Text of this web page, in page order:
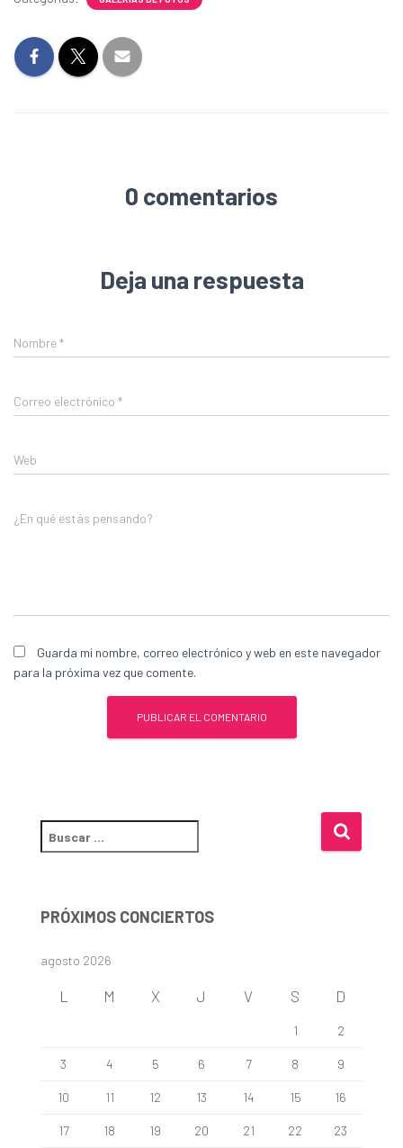
0 comentarios
Deja una respuesta
Nombre*
Correo electrónico *
Web
¿En qué estás pensando?
Guarda mi nombre, correo electrónico y web en este navegador
para la próxima vez que comente.
u
a
r
PRÓXIMOS CONCIERTOS
agosto 2026
L M X J V S D
1 2
3 4 5 6 7 8 9
10 11 12 13 14 15 16
17 18 19 20 21 22 23